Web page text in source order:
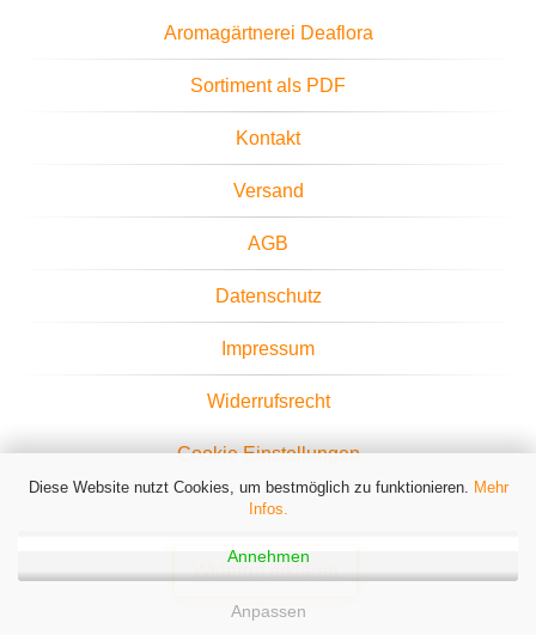
Diese Website nutzt Cookies, um bestmöglich zu funktionieren. Mehr
Infos.
Annehmen
Anpassen
Aromagärtnerei Deaflora
Sortiment als PDF
Kontakt
Versand
AGB
Datenschutz
Impressum
Widerrufsrecht
Cookie Einstellungen
Widerruf erklären